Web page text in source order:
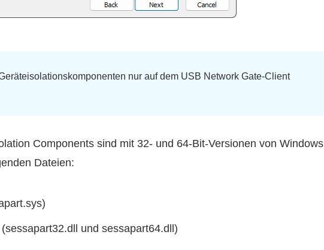
nur auf dem USB Network Gate-Client
Components sind mit 32- und 64-Bit-Versionen von Windows
Dateien:
und sessapart64.dll)